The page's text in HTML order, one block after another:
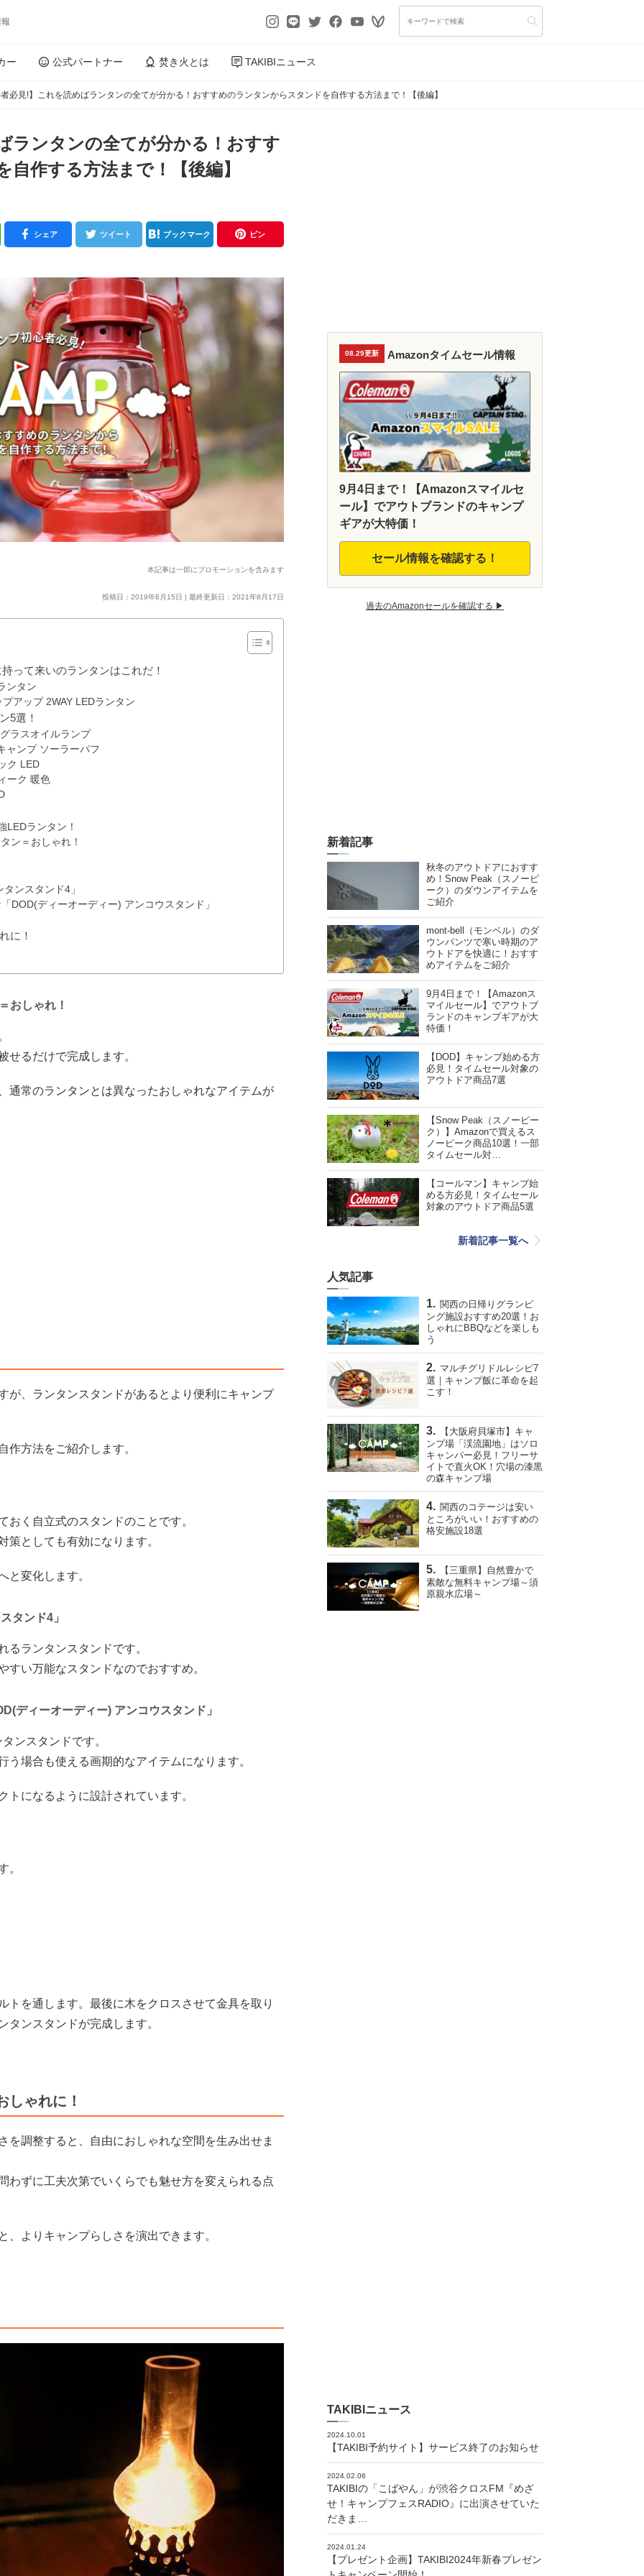
ー 公式パートナー 焚き火とは TAKIBIニュース
必見!】これを読めばランタンの全てが分かる！おすすめのランタンからスタンドを自作する方法まで！【後編】
ランタンの全てが分かる！おすす
作する方法まで！【後編】
シェア ツイート ブックマーク ピン
本記事は一部にプロモーションを含みます
投稿日：2019年6月15日 | 最終更新日：2021年8月17日
って来いのランタンはこれだ！
ンタン
アップ 2WAY LEDランタン
5選！
ラスオイルランプ
ャンプ ソーラーパフ
ク LED
ーク 暖色
ランタン！
ン＝おしゃれ！
ンスタンド4」
DOD(ディーオーディー) アンコウスタンド」
に！
おしゃれ！
せるだけで完成します。
通常のランタンとは異なったおしゃれなアイテムが
が、ランタンスタンドがあるとより便利にキャンプ
作方法をご紹介します。
く自立式のスタンドのことです。
策としても有効になります。
と変化します。
タンド4」
るランタンスタンドです。
い万能なスタンドなのでおすすめ。
ディーオーディー) アンコウスタンド」
ンスタンドです。
場合も使える画期的なアイテムになります。
になるように設計されています。
。
トを通します。最後に木をクロスさせて金具を取り
タンスタンドが完成します。
しゃれに！
を調整すると、自由におしゃれな空間を生み出せま
わずに工夫次第でいくらでも魅せ方を変えられる点
よりキャンプらしさを演出できます。
08.29更新 Amazonタイムセール情報
9月4日まで！【Amazonスマイルセ
ール】でアウトブランドのキャンプ
ギアが大特価！
セール情報を確認する！
過去のAmazonセールを確認する ▶︎
新着記事
秋冬のアウトドアにおすす
め！Snow Peak（スノーピ
ーク）のダウンアイテムを
ご紹介
mont-bell（モンベル）のダ
ウンパンツで寒い時期のア
ウトドアを快適に！おすす
めアイテムをご紹介
9月4日まで！【Amazonス
マイルセール】でアウトブ
ランドのキャンプギアが大
特価！
【DOD】キャンプ始める方
必見！タイムセール対象の
アウトドア商品7選
【Snow Peak（スノーピー
ク）】Amazonで買えるス
ノーピーク商品10選！一部
タイムセール対…
【コールマン】キャンプ始
める方必見！タイムセール
対象のアウトドア商品5選
新着記事一覧へ
人気記事
関西の日帰りグランピ
ング施設おすすめ20選！お
しゃれにBBQなどを楽しも
う
マルチグリドルレシピ7
選｜キャンプ飯に革命を起
こす！
【大阪府貝塚市】キャ
ンプ場「渓流園地」はソロ
キャンパー必見！フリーサ
イトで直火OK！穴場の漆黒
の森キャンプ場
関西のコテージは安い
ところがいい！おすすめの
格安施設18選
【三重県】自然豊かで
素敵な無料キャンプ場～須
原親水広場～
TAKIBIニュース
2024.10.01
【TAKIBI予約サイト】サービス終了のお知らせ
2024.02.06
TAKIBIの「こばやん」が渋谷クロスFM『めざ
せ！キャンプフェスRADIO』に出演させていた
だきま…
2024.01.24
【プレゼント企画】TAKIBI2024年新春プレゼン